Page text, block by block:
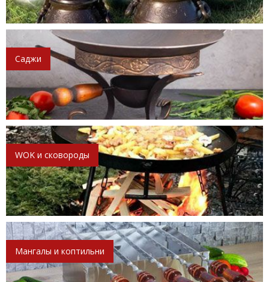
Саджи
WOK и сковороды
Мангалы и коптильни